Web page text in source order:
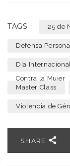
TAGS : 25 de
Defensa
Día
Contra la Mujer
Master Class
Violencia de
SHARE